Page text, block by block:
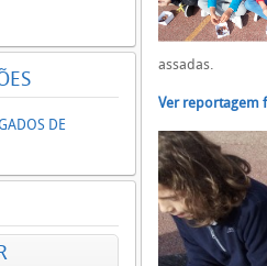
assadas.
Ver reportagem
DE